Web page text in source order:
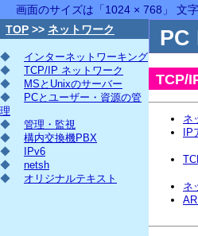
画面のサイズは「1024 × 768」 文
TOP >> ネットワーク
◆
インターネットワーキング
◆
TCP/IP ネットワーク
◆
MSとUnixのサーバー
◆
PCとユーザー・資源の管
理
◆
管理・監視
◆
構内交換機PBX
◆
IPv6
◆
netsh
◆
オリジナルテキスト
PC
TCP/
ネ
ネ